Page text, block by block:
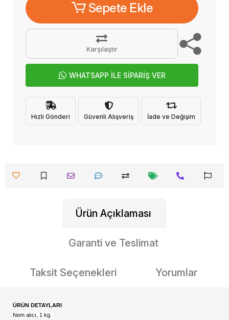
Sepete Ekle
Karşılaştır
WHATSAPP İLE SİPARİŞ VER
Hızlı Gönderi Güvenli Alışveriş İade ve Değişim
Ürün Açıklaması
Garanti ve Teslimat
Taksit Seçenekleri Yorumlar
ÜRÜN DETAYLARI
Nem alıcı, 1 kg.